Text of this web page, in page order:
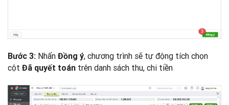
Bước 3: Nhấn Đồng ý, chương trình sẽ tự động tích chọn
cột Đã quyết toán trên danh sách thu, chi tiền